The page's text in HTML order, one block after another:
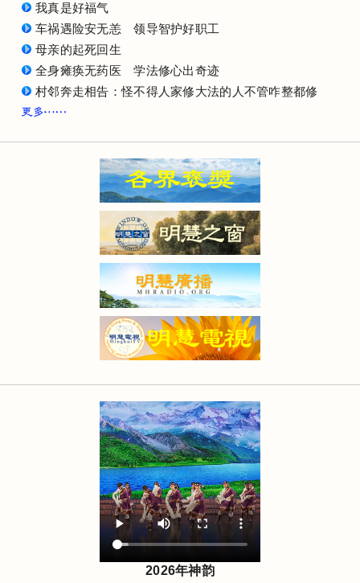
我真是好福气
车祸遇险安无恙 领导智护好职工
母亲的起死回生
全身瘫痪无药医 学法修心出奇迹
村邻奔走相告：怪不得人家修大法的人不管咋整都修
2026年神韵